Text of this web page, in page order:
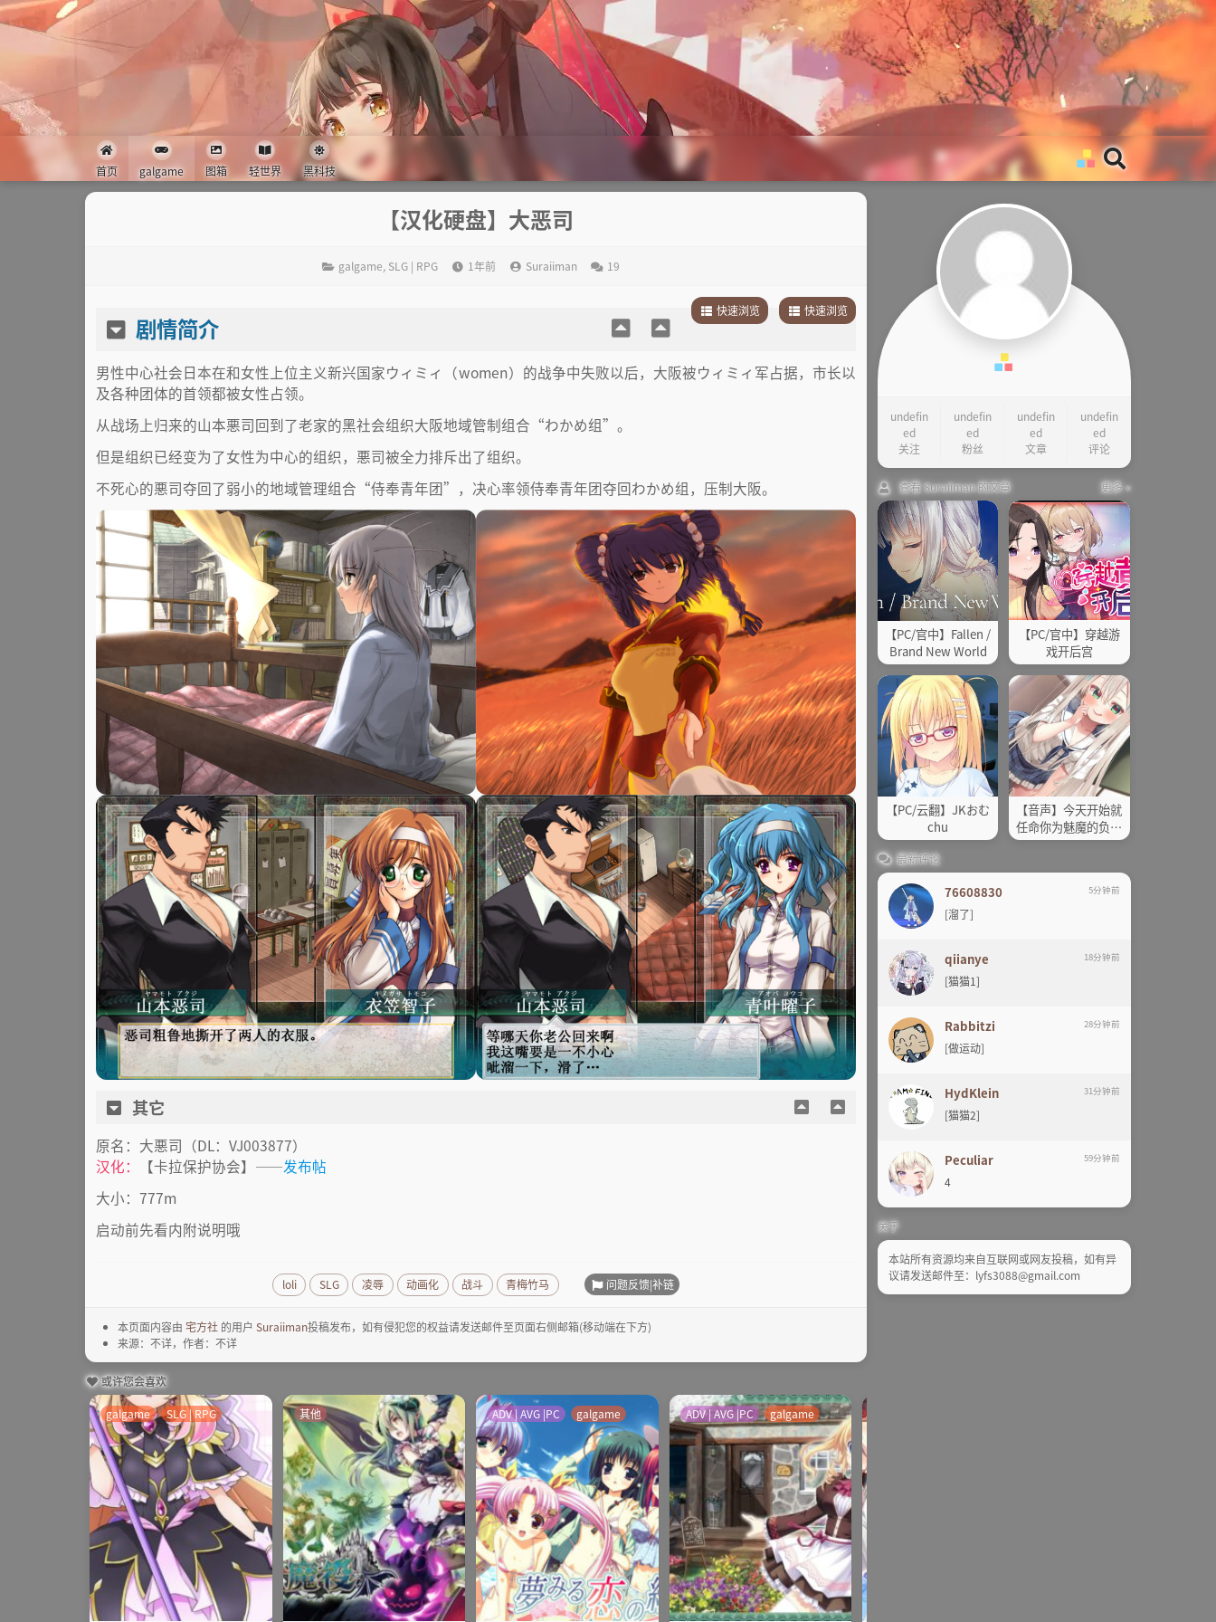
首页 galgame 图箱 轻世界 黑科技
【汉化硬盘】大恶司
galgame, SLG | RPG 1年前 Suraiiman 19
快速浏览
快速浏览
剧情简介
男性中心社会日本在和女性上位主义新兴国家ウィミィ（women）的战争中失败以后，大阪被ウィミィ军占据，市长以
及各种团体的首领都被女性占领。
从战场上归来的山本悪司回到了老家的黑社会组织大阪地域管制组合“わかめ组”。
但是组织已经变为了女性为中心的组织，悪司被全力排斥出了组织。
不死心的悪司夺回了弱小的地域管理组合“侍奉青年团”，决心率领侍奉青年团夺回わかめ组，压制大阪。
其它
原名：大悪司（DL：VJ003877）
汉化：
【卡拉保护协会】——发布帖
大小：777m
启动前先看内附说明哦
loli SLG 凌辱 动画化 战斗 青梅竹马 问题反馈|补链
本页面内容由 宅方社 的用户 Suraiiman投稿发布，如有侵犯您的权益请发送邮件至页面右侧邮箱(移动端在下方)
来源：不详，作者：不详
或许您会喜欢
galgame SLG | RPG 其他 ADV | AVG |PC galgame ADV | AVG |PC galgame
undefin
ed
关注
undefin
ed
粉丝
undefin
ed
文章
undefin
ed
评论
查看 Suraiiman 的文章 更多 »
【PC/官中】Fallen /
Brand New World
【PC/官中】穿越游
戏开后宫
【PC/云翻】JKおむ
chu
【音声】今天开始就
任命你为魅魔的负责
人啦! ~
最新评论
76608830 5分钟前
[溜了]
qiianye 18分钟前
[猫猫1]
Rabbitzi 28分钟前
[做运动]
HydKlein 31分钟前
[猫猫2]
Peculiar 59分钟前
4
关于
本站所有资源均来自互联网或网友投稿，如有异
议请发送邮件至：lyfs3088@gmail.com